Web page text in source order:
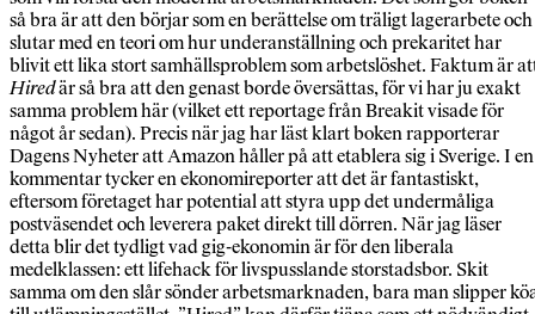
så bra är att den börjar som en berättelse om träligt lagerarbete och
slutar med en teori om hur underanställning och prekaritet har
blivit ett lika stort samhällsproblem som arbetslöshet. Faktum är
Hiredär så bra att den genast borde översättas, för vi har ju exakt
samma problem här (vilket ett reportage från Breakit visade för
något år sedan). Precis när jag har läst klart boken rapporterar
Dagens Nyheter att Amazon håller på att etablera sig i Sverige. I en
kommentar tycker en ekonomireporter att det är fantastiskt,
eftersom företaget har potential att styra upp det undermåliga
postväsendet och leverera paket direkt till dörren. När jag läser
detta blir det tydligt vad gig-ekonomin är för den liberala
medelklassen: ett lifehack för livspusslande storstadsbor. Skit
samma om den slår sönder arbetsmarknaden, bara man slipper